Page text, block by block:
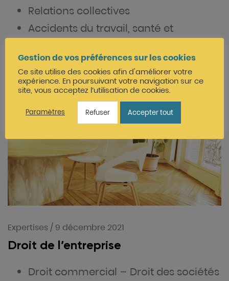
Relations collectives
Accidents du travail, santé et
Expertises / 9 décembre 2021
Droit de l’entreprise
Droit commercial – Droit des sociétés
Gestion de vos préférences sur les cookies
Ce site utilise des cookies afin d'améliorer votre
expérience. En poursuivant votre navigation sur ce
site, vous acceptez l’utilisation de cookies.
Paramètres Refuser Accepter tout